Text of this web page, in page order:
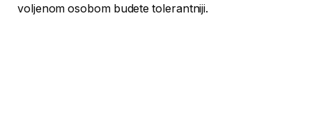
voljenom osobom budete tolerantniji.